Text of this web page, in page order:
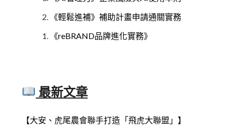
《輕鬆進補》補助計畫申請通關實務
《reBRAND品牌進化實務》
最新文章
【大安、虎尾農會聯手打造「飛虎大聯盟」】